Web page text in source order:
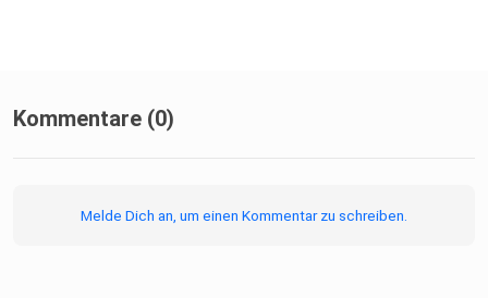
Kommentare (0)
Melde Dich an, um einen Kommentar zu schreiben.